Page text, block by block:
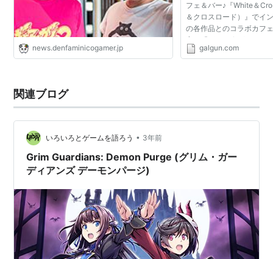
神園真夜：橋本ちなみ
くろな：藤田彩
関連商品
Xbox 360版
ぎゃる☆がん - Xbox360
出版社/メーカー:
発売日:
2011/01/27
メディア:Video Game
購入: 2人 クリック
Playstaion 3版
news.denfaminicogamer.jp
フェ＆バー♪『White＆
＆クロスロード）』でイ
の各作品とのコラボカフ
定！『ぎゃる☆がん』シ
たんず』『だぶるぴーす
galgun.com
関連ブログ
いろいろとゲームを語ろう • 3年前
Grim Guardians: Demon Purge (グリム・ガー
ディアンズ デーモンパージ)